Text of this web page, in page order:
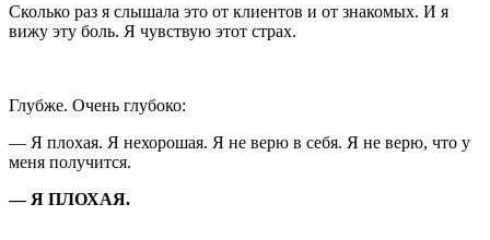
Сколько раз я слышала это от клиентов и от знакомых. И я
вижу эту боль. Я чувствую этот страх.
Глубже. Очень глубоко:
— Я плохая. Я нехорошая. Я не верю в себя. Я не верю, что у
меня получится.
— Я ПЛОХАЯ.